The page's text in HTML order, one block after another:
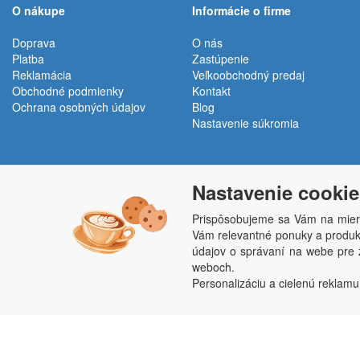
O nákupe
Doprava
Platba
Reklamácia
Obchodné podmienky
Ochrana osobných údajov
Informácie o firme
O nás
Zastúpenie
Veľkoobchodný predaj
Kontakt
Blog
Nastavenie súkromia
Penepex s.r.o., Za Špicí 1798, 686 03 Staré
Nastavenie
Prispôsobujeme sa Vám na
Vám relevantné ponuky a
údajov o správaní na webe pre
weboch.
Personalizáciu a cielenú